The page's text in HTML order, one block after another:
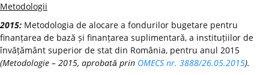
Metodologii
2015: Metodologia de alocare a fondurilor bugetare pentru
finanțarea de bază și finanțarea suplimentară, a instituțiilor de
învățământ superior de stat din România, pentru anul 2015
(Metodologie – 2015, aprobată prin OMECS nr. 3888/26.05.2015).